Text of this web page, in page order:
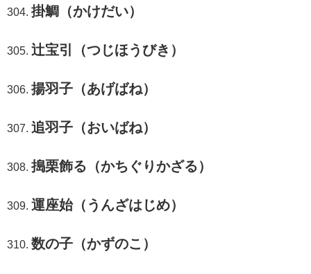
掛鯛（かけだい）
辻宝引（つじほうびき）
揚羽子（あげばね）
追羽子（おいばね）
搗栗飾る（かちぐりかざる）
運座始（うんざはじめ）
数の子（かずのこ）